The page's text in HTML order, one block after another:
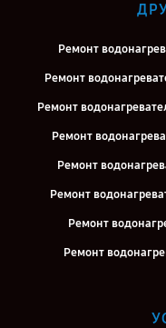
Ремонт
Ремонт
Ремонт
Ремонт
Ремонт
Ремонт
Ремонт
Ремонт
Ремонт